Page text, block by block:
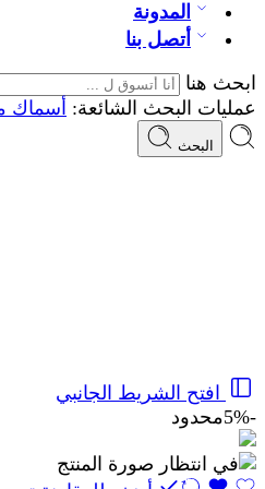
المدونة
أتصل بنا
ابحث هنا
عمليات البحث الشائعة: أسماك
البحث
افتح الشريط الجانبي
-5%
محدود